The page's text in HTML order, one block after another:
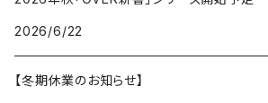
2026/6/22
【冬期休業のお知らせ】